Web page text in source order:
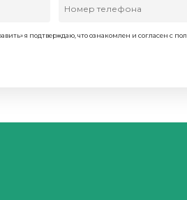
я подтверждаю, что ознакомлен и согласен с